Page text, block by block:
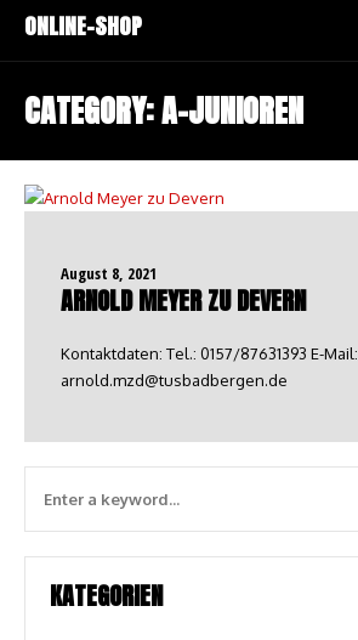
ONLINE-SHOP
CATEGORY:A-JUNIOREN
August 8, 2021
ARNOLD MEYER ZU DEVERN
Kontaktdaten: Tel.: 0157/87631393 E-Mail:
arnold.mzd@tusbadbergen.de
KATEGORIEN